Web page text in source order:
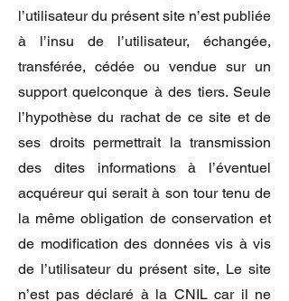
l’utilisateur du présent site n’est publiée
à l’insu de l’utilisateur, échangée,
transférée, cédée ou vendue sur un
support quelconque à des tiers. Seule
l’hypothèse du rachat de ce site et de
ses droits permettrait la transmission
des dites informations à l’éventuel
acquéreur qui serait à son tour tenu de
la même obligation de conservation et
de modification des données vis à vis
de l’utilisateur du présent site, Le site
n’est pas déclaré à la CNIL car il ne